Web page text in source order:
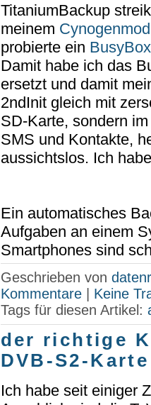
TitaniumBackup
meinem Cynogenmod
probierte ein BusyBox
Damit habe ich das
ersetzt und damit
2ndInit gleich mit
SD-Karte, sondern
SMS und Kontakte,
aussichtslos. Ich
Ein automatisches
Aufgaben an einem
Smartphones sind
Geschrieben von
Kommentare| Keine
Tags für diesen Artikel:
der richtige
DVB-S2-Karte
Ich habe seit einiger